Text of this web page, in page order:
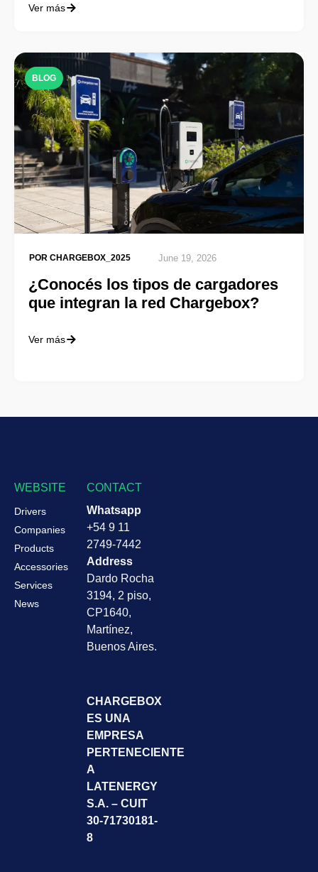
Ver más
BLOG
POR CHARGEBOX_2025 June 19, 2026
¿Conocés los tipos de cargadores
que integran la red Chargebox?
Ver más
WEBSITE
Drivers
Companies
Products
Accessories
Services
News
CONTACT
Whatsapp
+54 9 11
2749-7442
Address
Dardo Rocha
3194, 2 piso,
CP1640,
Martínez,
Buenos Aires.
CHARGEBOX
ES UNA
EMPRESA
PERTENECIENTE
A
LATENERGY
S.A. – CUIT
30-71730181-
8